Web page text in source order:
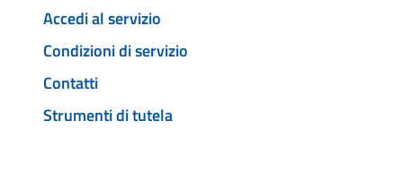
Accedi al servizio
Condizioni di servizio
Contatti
Strumenti di tutela